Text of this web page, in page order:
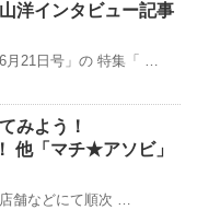
洋インタビュー記事
月21日号」の 特集「 …
みよう！
他「マチ★アソビ」
舗などにて順次 …